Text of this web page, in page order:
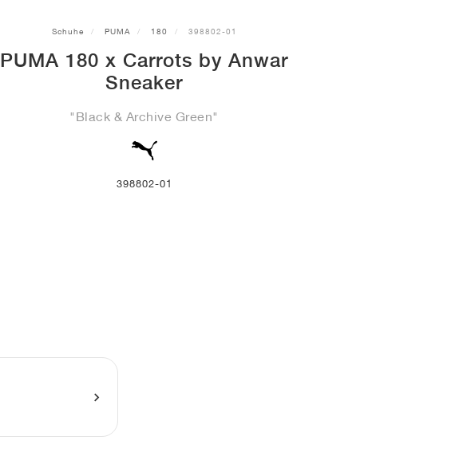
Schuhe PUMA 180 398802-01
PUMA 180 x Carrots by Anwar
Sneaker
"Black & Archive Green"
398802-01